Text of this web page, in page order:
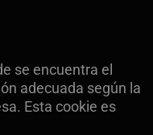
se encuentra el
adecuada según la
Esta cookie es